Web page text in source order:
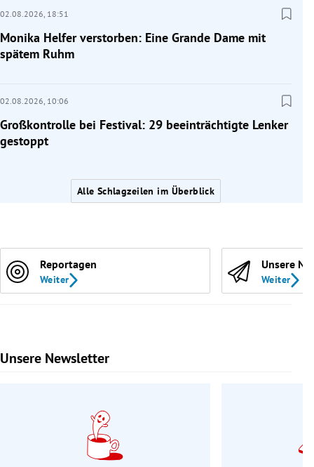
02.08.2026, 18:51
Monika Helfer verstorben: Eine Grande Dame mit
spätem Ruhm
02.08.2026, 10:06
Großkontrolle bei Festival: 29 beeinträchtigte Lenker
gestoppt
Alle Schlagzeilen im Überblick
Reportagen
Weiter
Unsere
Weiter
Unsere Newsletter
Slide 1 von 9